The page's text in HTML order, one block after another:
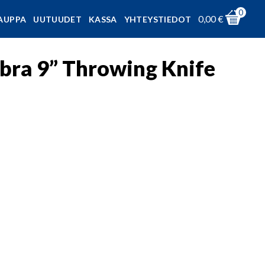
UUTUUDET KASSA YHTEYSTIEDOT 0,00€
0
9” Throwing Knife